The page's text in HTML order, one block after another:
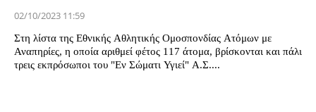
02/10/2023 11:59
Στη λίστα της Εθνικής Αθλητικής Ομοσπονδίας Ατόμων με
Αναπηρίες, η οποία αριθμεί φέτος 117 άτομα, βρίσκονται και πάλι
τρεις εκπρόσωποι του "Εν Σώματι Υγιεί" Α.Σ....